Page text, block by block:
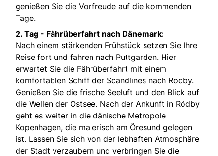
genießen Sie die Vorfreude auf die kommenden
Tage.
2. Tag - Fährüberfahrt nach Dänemark:
Nach einem stärkenden Frühstück setzen Sie Ihre
Reise fort und fahren nach Puttgarden. Hier
erwartet Sie die Fährüberfahrt mit einem
komfortablen Schiff der Scandlines nach Rödby.
Genießen Sie die frische Seeluft und den Blick auf
die Wellen der Ostsee. Nach der Ankunft in Rödby
geht es weiter in die dänische Metropole
Kopenhagen, die malerisch am Öresund gelegen
ist. Lassen Sie sich von der lebhaften Atmosphäre
der Stadt verzaubern und verbringen Sie die